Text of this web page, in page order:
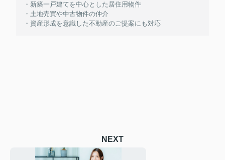
・新築一戸建てを中心とした居住用物件
・土地売買や中古物件の仲介
・資産形成を意識した不動産のご提案にも対応
NEXT